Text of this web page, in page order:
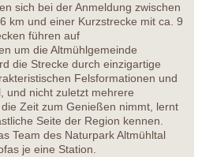
sich bei der Anmeldung zwischen
km und einer Kurzstrecke mit ca. 9
führen auf
um die Altmühlgemeinde
die Strecke durch einzigartige
Felsformationen und
und nicht zuletzt mehrere
Zeit zum Genießen nimmt, lernt
Seite der Region kennen.
Team des Naturpark Altmühltal
je eine Station.